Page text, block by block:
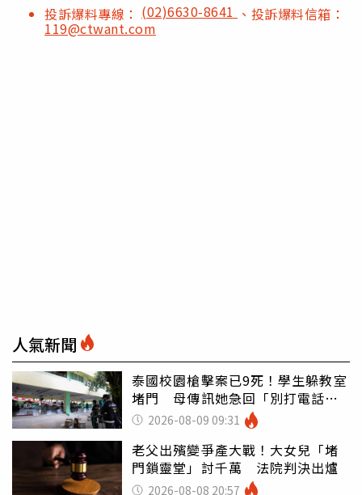
投訴爆料專線： (02)6630-8641 、投訴爆料信箱：
119@ctwant.com
人氣新聞
泰國校園槍擊案已9死！學生躲教室
堵門 母傳訊她急回「別打電話怕
鈴響」
2026-08-09 09:31
老父出殯變爭產大戰！大女兒「堵
門鎖靈堂」討千萬 法院判決出爐
2026-08-08 20:57